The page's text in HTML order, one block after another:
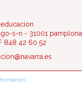
s-n - 31001 pamplona
848 42 60 52
.